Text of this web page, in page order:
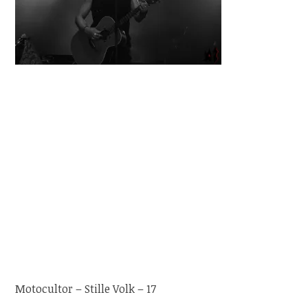
Motocultor – Stille Volk – 17